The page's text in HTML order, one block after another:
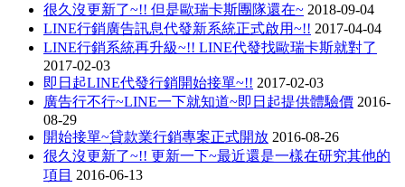
很久沒更新了~!! 但是歐瑞卡斯團隊還在~ 2018-09-04
LINE行銷廣告訊息代發新系統正式啟用~!! 2017-04-04
LINE行銷系統再升級~!! LINE代發找歐瑞卡斯就對了
2017-02-03
即日起LINE代發行銷開始接單~!! 2017-02-03
廣告行不行~LINE一下就知道~即日起提供體驗價 2016-
08-29
開始接單~貸款業行銷專案正式開放 2016-08-26
很久沒更新了~!! 更新一下~最近還是一樣在研究其他的
項目 2016-06-13